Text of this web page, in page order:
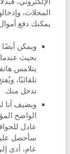
المحلات،
يمكنك دفع
ويمكن
بحيث عندما
يتلامس
تلقائيًا،
تدخل منك.
ويضيف أنا
الواضح
عادل
سأحصل
عام، أدى